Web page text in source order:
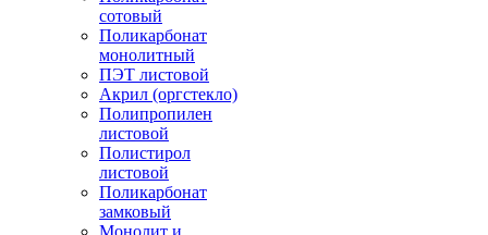
сотовый
Поликарбонат
монолитный
ПЭТ листовой
Акрил (оргстекло)
Полипропилен
листовой
Полистирол
листовой
Поликарбонат
замковый
Монолит и